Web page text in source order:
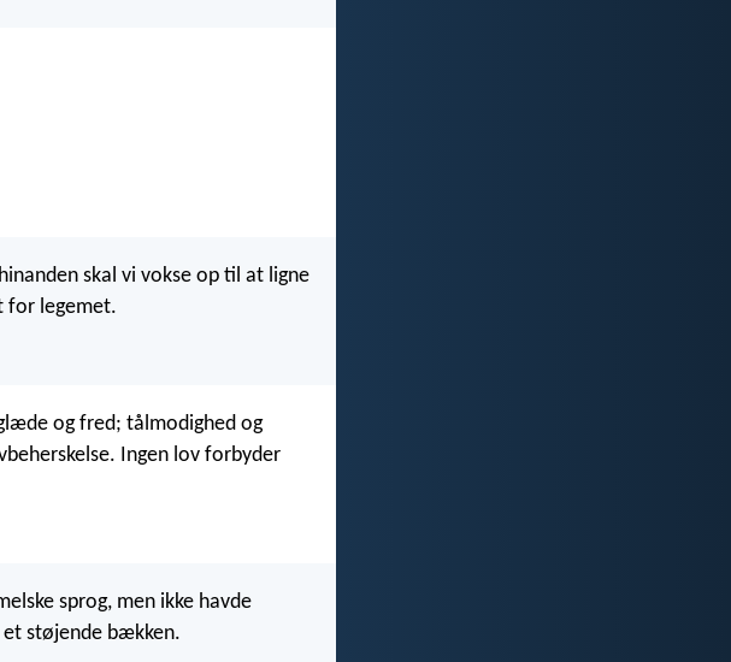
skal vi vokse op til at ligne
for legemet.
og fred; tålmodighed og
Ingen lov forbyder
sprog, men ikke havde
et støjende bækken.